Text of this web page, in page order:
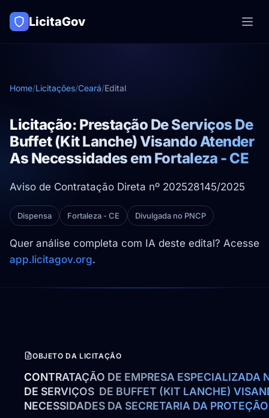
LicitaGov
Home/Licitações/Ceará/Edital
Licitação: Prestação De Serviços De
Buffet (Kit Lanche) Visando Atender
As Necessidades em Fortaleza - CE
Aviso de Contratação Direta nº 202528145/2025
Dispensa Fortaleza - CE Divulgada no PNCP
Quer análise completa com IA deste edital? Acesse
app.licitagov.org.
OBJETO DA LICITAÇÃO
CONTRATAÇÃO DE EMPRESA ESPECIALIZADA
DE SERVIÇOS  DE BUFFET (KIT LANCHE)
NECESSIDADES DA SECRETARIA DA